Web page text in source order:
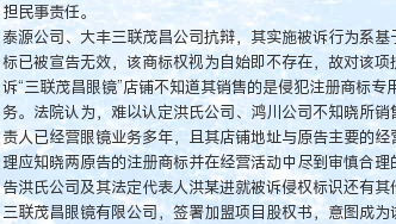
担民事责任。
泰源公司、大丰三联茂昌公司抗辩，其实施被诉行为系
标已被宣告无效，该商标权视为自始即不存在，故对该
诉“三联茂昌眼镜”店铺不知道其销售的是侵犯注册商标
务。法院认为，难以认定洪氏公司、鸿川公司不知晓所
责人已经营眼镜业务多年，且其店铺地址与原告主要的
理应知晓两原告的注册商标并在经营活动中尽到审慎合
告洪氏公司及其法定代表人洪某进就被诉侵权标识还有
三联茂昌眼镜有限公司，签署加盟项目股权书，意图成